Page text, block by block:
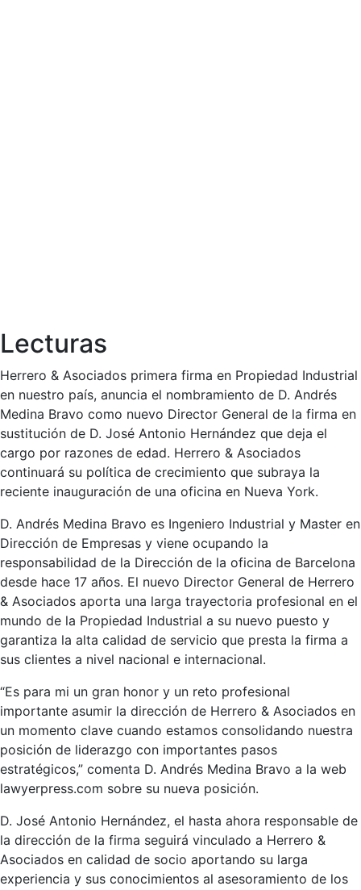
Lecturas
Herrero & Asociados primera firma en Propiedad Industrial
en nuestro país, anuncia el nombramiento de D. Andrés
Medina Bravo como nuevo Director General de la firma en
sustitución de D. José Antonio Hernández que deja el
cargo por razones de edad. Herrero & Asociados
continuará su política de crecimiento que subraya la
reciente inauguración de una oficina en Nueva York.
D. Andrés Medina Bravo es Ingeniero Industrial y Master en
Dirección de Empresas y viene ocupando la
responsabilidad de la Dirección de la oficina de Barcelona
desde hace 17 años. El nuevo Director General de Herrero
& Asociados aporta una larga trayectoria profesional en el
mundo de la Propiedad Industrial a su nuevo puesto y
garantiza la alta calidad de servicio que presta la firma a
sus clientes a nivel nacional e internacional.
“Es para mi un gran honor y un reto profesional
importante asumir la dirección de Herrero & Asociados en
un momento clave cuando estamos consolidando nuestra
posición de liderazgo con importantes pasos
estratégicos,” comenta D. Andrés Medina Bravo a la web
lawyerpress.com sobre su nueva posición.
D. José Antonio Hernández, el hasta ahora responsable de
la dirección de la firma seguirá vinculado a Herrero &
Asociados en calidad de socio aportando su larga
experiencia y sus conocimientos al asesoramiento de los